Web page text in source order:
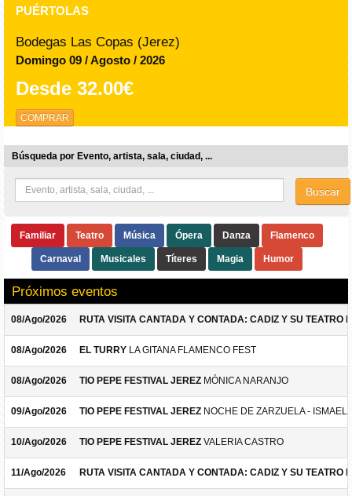
PUÉRTOLAS
Bodegas Las Copas (Jerez)
Domingo 09 / Agosto / 2026
Desde 32.00€
COMPRAR
Búsqueda por Evento, artista, sala, ciudad, ...
Buscar
Familiar Teatro Música Ópera Danza Flamenco
Carnaval Musicales Títeres Magia Humor
Próximos eventos
08/Ago/2026 RUTA VISITA CANTADA Y CONTADA: CADIZ Y SU TEATRO
08/Ago/2026 EL TURRY LA GITANA FLAMENCO FEST
08/Ago/2026 TIO PEPE FESTIVAL JEREZ MÓNICA NARANJO
09/Ago/2026 TIO PEPE FESTIVAL JEREZ NOCHE DE ZARZUELA -
10/Ago/2026 TIO PEPE FESTIVAL JEREZ VALERIA CASTRO
11/Ago/2026 RUTA VISITA CANTADA Y CONTADA: CADIZ Y SU TEATRO